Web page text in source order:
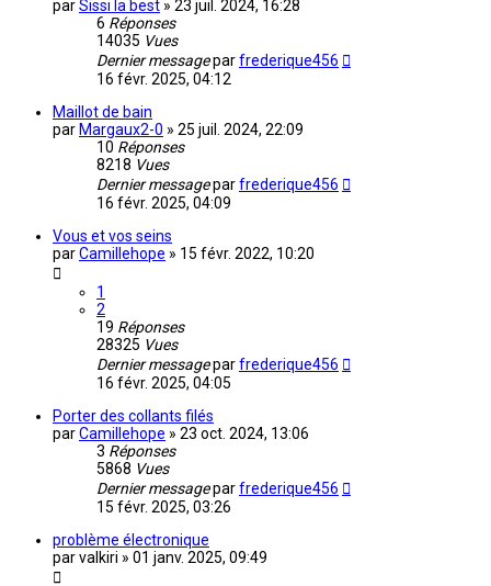
parSissi la best » 23 juil. 2024, 16:28
6 Réponses
14035 Vues
Dernier messageparfrederique456
16 févr. 2025, 04:12
Maillot de bain
par Margaux2-0 » 25 juil. 2024, 22:09
10 Réponses
8218 Vues
Dernier messageparfrederique456
16 févr. 2025, 04:09
Vous et vos seins
parCamillehope » 15 févr. 2022, 10:20
1
2
19 Réponses
28325 Vues
Dernier messageparfrederique456
16 févr. 2025, 04:05
Porter des collants filés
parCamillehope » 23 oct. 2024, 13:06
3 Réponses
5868 Vues
Dernier messageparfrederique456
15 févr. 2025, 03:26
problème électronique
parvalkiri » 01 janv. 2025, 09:49